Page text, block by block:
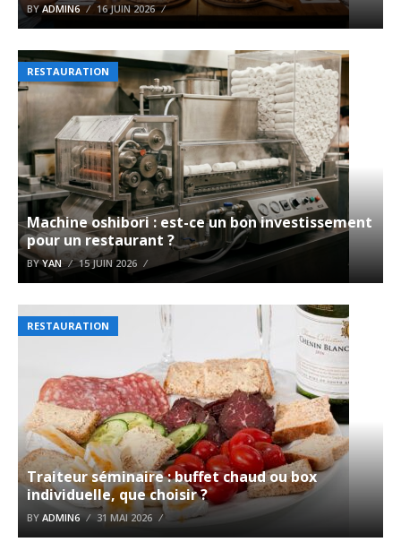
BYADMIN6 16 JUIN 2026
RESTAURATION
Machine oshibori : est-ce un bon investissement
pour un restaurant ?
BYYAN 15 JUIN 2026
RESTAURATION
Traiteur séminaire : buffet chaud ou box
individuelle, que choisir ?
BY ADMIN6 31 MAI 2026